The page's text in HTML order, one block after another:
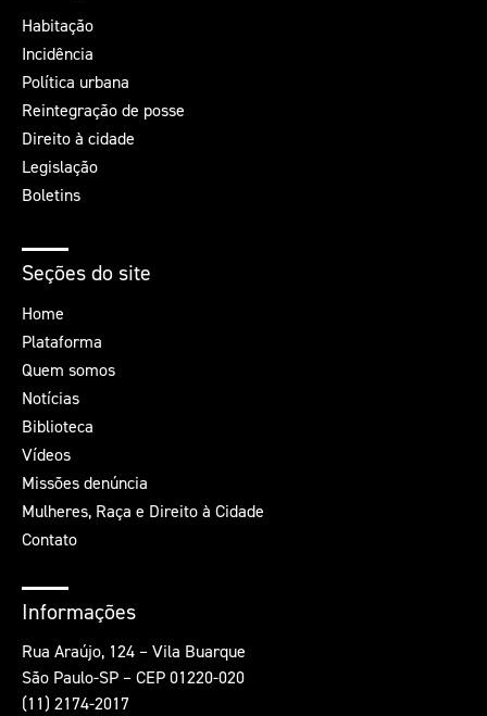
Habitação
Incidência
Política urbana
Reintegração de posse
Direito à cidade
Legislação
Boletins
Seções do site
Home
Plataforma
Quem somos
Notícias
Biblioteca
Vídeos
Missões denúncia
Mulheres, Raça e Direito à Cidade
Contato
Informações
Rua Araújo, 124 – Vila Buarque
São Paulo-SP – CEP 01220-020
(11) 2174-2017